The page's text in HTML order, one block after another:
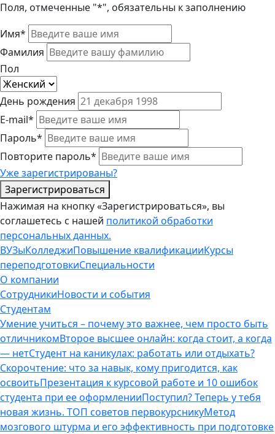
Поля, отмеченные "*", обязательны к заполнению
Имя*
Фамилия
Пол
День рождения
E-mail*
Пароль*
Повторите пароль*
Уже зарегистрированы?
Зарегистрироваться
Нажимая на кнопку «Зарегистрироваться», вы
соглашетесь с нашей политикой обработки
персональных данных.
ВУЗыКолледжиПовышение квалификацииКурсы
переподготовкиСпециальности
О компании
СотрудникиНовости и события
Студентам
Умение учиться – почему это важнее, чем просто быть
отличникомВторое высшее онлайн: когда стоит, а когда
— нетСтудент на каникулах: работать или отдыхать?
Скорочтение: что за навык, кому пригодится, как
освоитьПрезентация к курсовой работе и 10 ошибок
студента при ее оформленииПоступил? Теперь у тебя
новая жизнь. ТОП советов первокурсникуМетод
мозгового штурма и его эффективность при подготовке